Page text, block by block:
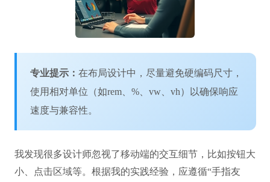
专业提示： 在布局设计中，尽量避免硬编码尺寸，
使用相对单位（如rem、%、vw、vh）以确保响应
速度与兼容性。
我发现很多设计师忽视了移动端的交互细节，比如按钮大
小、点击区域等。根据我的实践经验，应遵循“手指友